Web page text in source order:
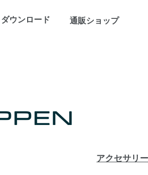
ダウンロード 通販ショップopen_in_new
アクセサリー